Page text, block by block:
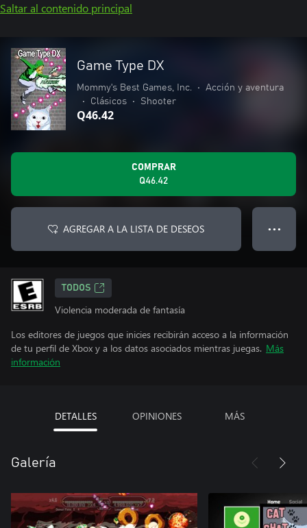
Saltar al contenido principal
Game Type DX
Mommy's Best Games, Inc. •
Acción y aventura
•
Clásicos • Shooter
Q46.42
COMPRAR
Q46.42
AGREGAR A LA LISTA DE DESEOS ● ● ●
TODOS
Violencia moderada de fantasía
Los editores de juegos que inicies recibirán acceso a la información
de tu perfil de Xbox y a los datos asociados mientras juegas. Más
información
DETALLES OPINIONES MÁS
Galería